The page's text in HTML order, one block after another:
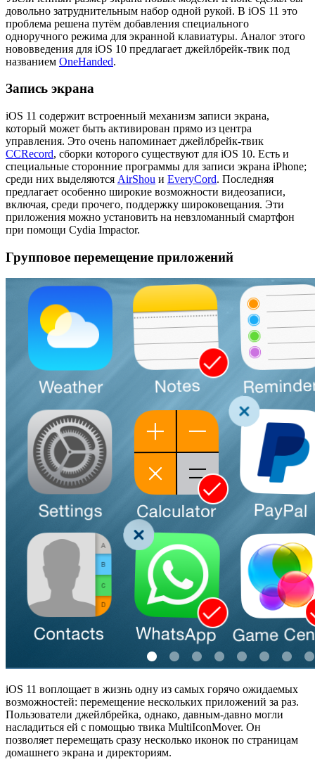
довольно затруднительным набор одной рукой. В iOS 11 это
проблема решена путём добавления специального
одноручного режима для экранной клавиатуры. Аналог этого
нововведения для iOS 10 предлагает джейлбрейк-твик под
названием OneHanded.
Запись экрана
iOS 11 содержит встроенный механизм записи экрана,
который может быть активирован прямо из центра
управления. Это очень напоминает джейлбрейк-твик
CCRecord, сборки которого существуют для iOS 10. Есть и
специальные сторонние программы для записи экрана iPhone;
среди них выделяются AirShou и EveryCord. Последняя
предлагает особенно широкие возможности видеозаписи,
включая, среди прочего, поддержку широковещания. Эти
приложения можно установить на невзломанный смартфон
при помощи Cydia Impactor.
Групповое перемещение приложений
iOS 11 воплощает в жизнь одну из самых горячо ожидаемых
возможностей: перемещение нескольких приложений за раз.
Пользователи джейлбрейка, однако, давным-давно могли
насладиться ей с помощью твика MultiIconMover. Он
позволяет перемещать сразу несколько иконок по страницам
домашнего экрана и директориям.